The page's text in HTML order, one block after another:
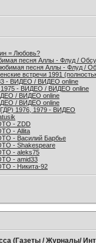
= Любовь?
песня Аллы - Флуд /
песня Аллы - Флуд /
встречи 1991
- ВИДЕО / ВИДЕО online
- ВИДЕО / ВИДЕО online
/ ВИДЕО online
/ ВИДЕО online
1976, 1979 - ВИДЕО
- ZDD
- Allita
- Василий Барбье
- Shakespeare
- aleks75
- amid33
- Никита-92
(Газеты / Журналы/